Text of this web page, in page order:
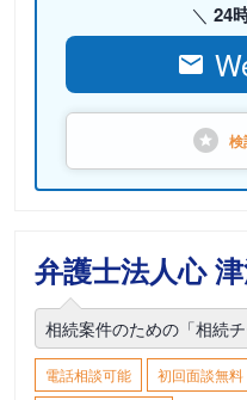
24
検
弁護士法人心
相続案件のための「相続
電話相談可能 初回面談無料